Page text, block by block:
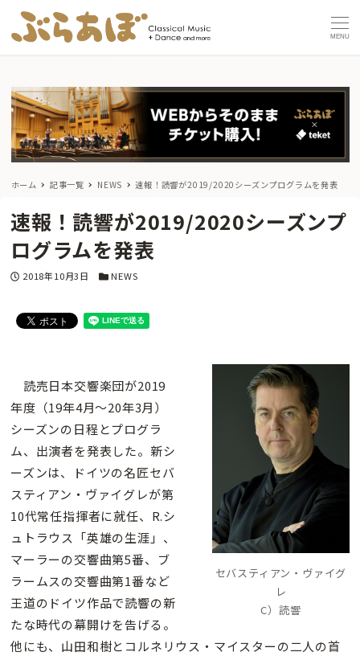
MENU
ホーム 記事一覧 NEWS 速報！読響が2019/2020シーズンプログラムを発表
速報！読響が2019/2020シーズンプ
ログラムを発表
投稿日
2018年10月3日 カテゴリー
NEWS
セバスティアン・ヴァイグ
レ
C）読響
読売日本交響楽団が2019
年度（19年4月〜20年3月）
シーズンの日程とプログラ
ム、出演者を発表した。新シ
ーズンは、ドイツの名匠セバ
スティアン・ヴァイグレが第
10代常任指揮者に就任、R.シ
ュトラウス「英雄の生涯」、
マーラーの交響曲第5番、ブ
ラームスの交響曲第1番など
王道のドイツ作品で読響の新
たな時代の幕開けを告げる。
他にも、山田和樹とコルネリウス・マイスターの二人の首